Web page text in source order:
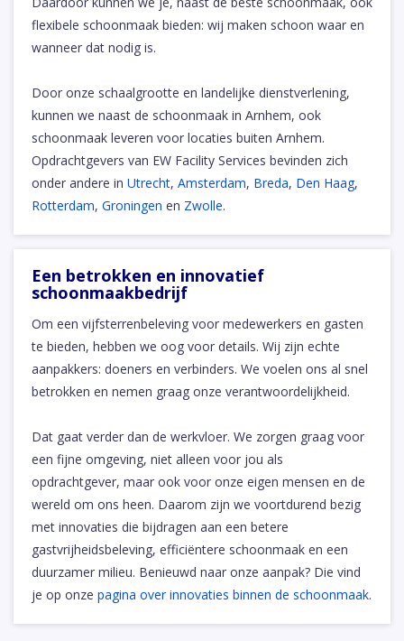
flexibele schoonmaak bieden: wij maken schoon waar en
wanneer dat nodig is.
Door onze schaalgrootte en landelijke dienstverlening,
kunnen we naast de schoonmaak in Arnhem, ook
schoonmaak leveren voor locaties buiten Arnhem.
Opdrachtgevers van EW Facility Services bevinden zich
onder andere in Utrecht, Amsterdam, Breda, Den Haag,
Rotterdam, Groningen en Zwolle.
Een betrokken en innovatief
schoonmaakbedrijf
Om een vijfsterrenbeleving voor medewerkers en gasten
te bieden, hebben we oog voor details. Wij zijn echte
aanpakkers: doeners en verbinders. We voelen ons al snel
betrokken en nemen graag onze verantwoordelijkheid.
Dat gaat verder dan de werkvloer. We zorgen graag voor
een fijne omgeving, niet alleen voor jou als
opdrachtgever, maar ook voor onze eigen mensen en de
wereld om ons heen. Daarom zijn we voortdurend bezig
met innovaties die bijdragen aan een betere
gastvrijheidsbeleving, efficiëntere schoonmaak en een
duurzamer milieu. Benieuwd naar onze aanpak? Die vind
je op onze pagina over innovaties binnen de schoonmaak.